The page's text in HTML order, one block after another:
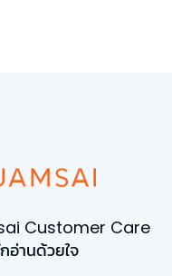
Customer Care
อ่านด้วยใจ